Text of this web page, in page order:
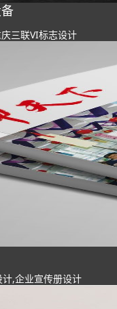
三联VI标志设计
,企业宣传册设计